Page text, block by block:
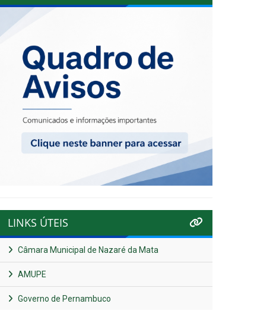
LINKS ÚTEIS
Câmara Municipal de Nazaré da Mata
AMUPE
Governo de Pernambuco